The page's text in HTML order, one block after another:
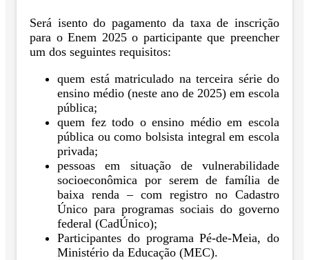
Será isento do pagamento da taxa de inscrição
para o Enem 2025 o participante que preencher
um dos seguintes requisitos:
quem está matriculado na terceira série do
ensino médio (neste ano de 2025) em escola
pública;
quem fez todo o ensino médio em escola
pública ou como bolsista integral em escola
privada;
pessoas em situação de vulnerabilidade
socioeconômica por serem de família de
baixa renda – com registro no Cadastro
Único para programas sociais do governo
federal (CadÚnico);
Participantes do programa Pé-de-Meia, do
Ministério da Educação (MEC).